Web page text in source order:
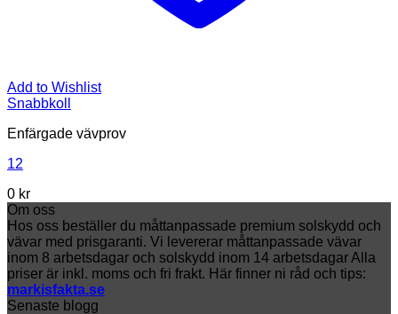
Add to Wishlist
Snabbkoll
Enfärgade vävprov
12
0 kr
Om oss
Hos oss beställer du måttanpassade premium solskydd och
vävar med prisgaranti. Vi levererar måttanpassade vävar
inom 8 arbetsdagar och solskydd inom 14 arbetsdagar Alla
priser är inkl. moms och fri frakt. Här finner ni råd och tips:
markisfakta.se
Senaste blogg